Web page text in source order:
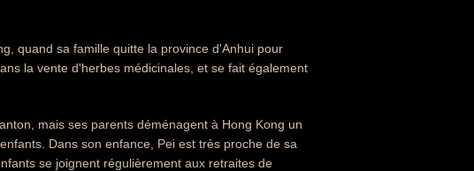
quand sa famille quitte la province d'Anhui pour
la vente d'herbes médicinales, et se fait également
mais ses parents déménagent à Hong Kong un
Dans son enfance, Pei est très proche de sa
se joignent régulièrement aux retraites de